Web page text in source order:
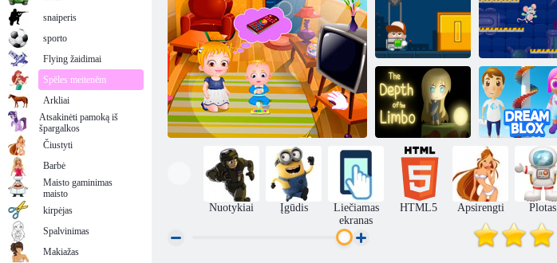
Bosas lygis
Shootout
Sūris
laboratorija
Galūnių gylis Svajonių blox
Nuotykiai Įgūdis
Liečiamas
ekranas
HTML5 Apsirengti Plotas
snaiperis
sporto
Flying žaidimai
Spēles meitenēm
Arkliai
Atsakinėti pamoką iš
špargalkos
Čiustyti
Barbė
Maisto gaminimas
maisto
kirpėjas
Spalvinimas
Makiažas